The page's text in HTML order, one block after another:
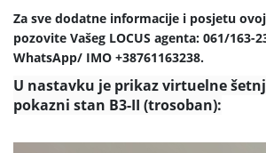
Za sve dodatne informacije i posjetu
pozovite Vašeg LOCUS agenta: 061/163-
WhatsApp/ IMO +38761163238.
U nastavku je prikaz virtuelne
pokazni stan B3-II (trosoban):